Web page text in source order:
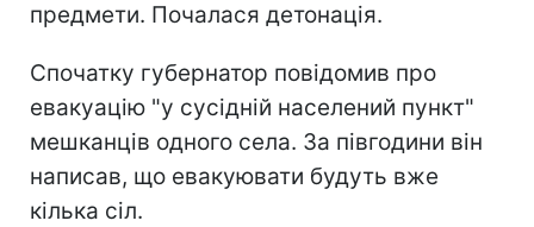
предмети. Почалася детонація.
Спочатку губернатор повідомив про
евакуацію "у сусідній населений пункт"
мешканців одного села. За півгодини він
написав, що евакуювати будуть вже
кілька сіл.